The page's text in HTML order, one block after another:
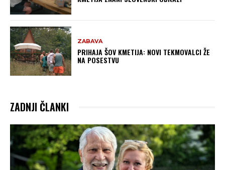
ZABAVA
PRIHAJA ŠOV KMETIJA: NOVI TEKMOVALCI ŽE
NA POSESTVU
ZADNJI ČLANKI